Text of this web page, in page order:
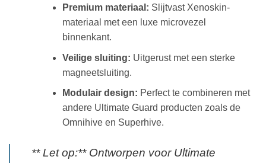
Premium materiaal: Slijtvast Xenoskin-
materiaal met een luxe microvezel
binnenkant.
Veilige sluiting: Uitgerust met een sterke
magneetsluiting.
Modulair design: Perfect te combineren met
andere Ultimate Guard producten zoals de
Omnihive en Superhive.
** Let op:** Ontworpen voor Ultimate